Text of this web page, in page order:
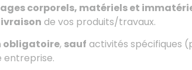
corporels, matériels et
de vos produits/travaux.
obligatoire, sauf activités spécifiques
entreprise.